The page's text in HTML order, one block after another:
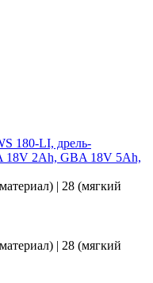
180-LI, дрель-
18V 2Ah, GBA 18V 5Ah,
| 28 (мягкий
| 28 (мягкий